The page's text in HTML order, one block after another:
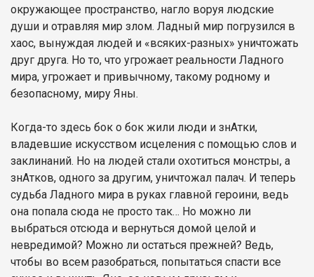
окружающее пространство, нагло воруя людские
души и отравляя мир злом. Ладный мир погрузился в
хаос, вынуждая людей и «всяких-разных» уничтожать
друг друга. Но то, что угрожает реальности Ладного
мира, угрожает и привычному, такому родному и
безопасному, миру Яны.
Когда-то здесь бок о бок жили люди и знАтки,
владевшие искусством исцеления с помощью слов и
заклинаний. Но на людей стали охотиться монстры, а
знАтков, одного за другим, уничтожал палач. И теперь
судьба Ладного мира в руках главной героини, ведь
она попала сюда не просто так… Но можно ли
выбраться отсюда и вернуться домой целой и
невредимой? Можно ли остаться прежней? Ведь,
чтобы во всем разобраться, попытаться спасти все